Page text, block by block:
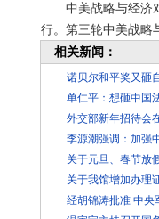
中美战略与经济对
行。第三轮中美战略
相关新闻：
诺贝尔和平奖又砸
单仁平：想砸中国
外交部新年招待会
李源潮强调：加强
关于元旦、春节放
关于我馆增加办理
经胡锦涛批准 中央